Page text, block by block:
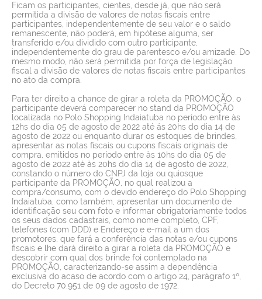
Ficam os participantes, cientes, desde já, que não será
permitida a divisão de valores de notas fiscais entre
participantes, independentemente de seu valor e o saldo
remanescente, não poderá, em hipótese alguma, ser
transferido e/ou dividido com outro participante,
independentemente do grau de parentesco e/ou amizade. Do
mesmo modo, não será permitida por força de legislação
fiscal a divisão de valores de notas fiscais entre participantes
no ato da compra.
Para ter direito a chance de girar a roleta da PROMOÇÃO, o
participante deverá comparecer no stand da PROMOÇÃO
localizada no Polo Shopping Indaiatuba no período entre às
12hs do dia 05 de agosto de 2022 até ás 20hs do dia 14 de
agosto de 2022 ou enquanto durar os estoques de brindes,
apresentar as notas fiscais ou cupons fiscais originais de
compra, emitidos no período entre às 10hs do dia 05 de
agosto de 2022 até às 20hs do dia 14 de agosto de 2022,
constando o número do CNPJ da loja ou quiosque
participante da PROMOÇÃO, no qual realizou a
compra/consumo, com o devido endereço do Polo Shopping
Indaiatuba, como também, apresentar um documento de
identificação seu com foto e informar obrigatoriamente todos
os seus dados cadastrais, como nome completo, CPF,
telefones (com DDD) e Endereço e e-mail a um dos
promotores, que fará a conferência das notas e/ou cupons
fiscais e lhe dará direito a girar a roleta da PROMOÇÃO e
descobrir com qual dos brinde foi contemplado na
PROMOÇÃO, caracterizando-se assim a dependência
exclusiva do acaso de acordo com o artigo 24, parágrafo 1º,
do Decreto 70.951 de 09 de agosto de 1972.